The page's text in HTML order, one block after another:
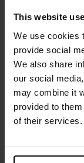
This website
We use cookies
provide social
We also share
our social
may combine it
provided to
of their services.
Maatgids
Wasvoorschriften